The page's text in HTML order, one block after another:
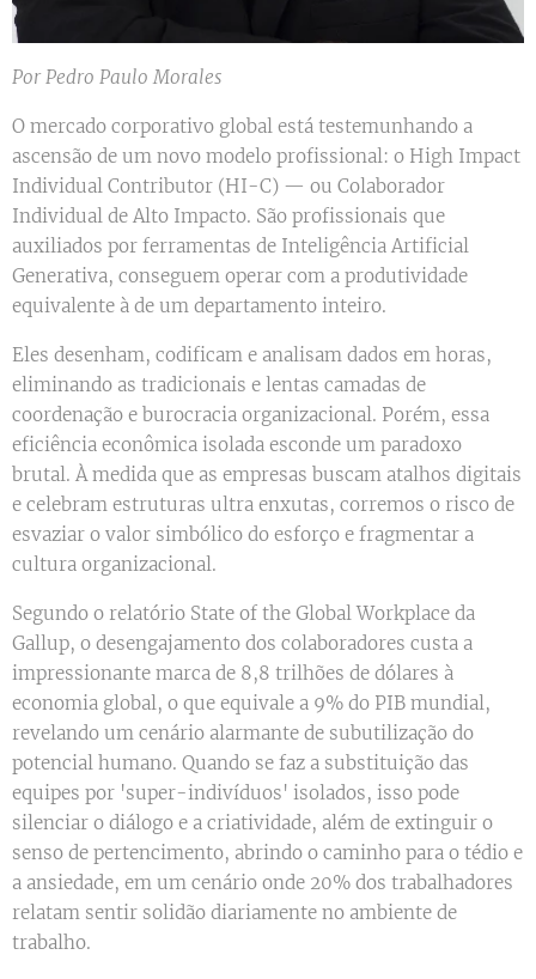
Por Pedro Paulo Morales
O mercado corporativo global está testemunhando a
ascensão de um novo modelo profissional: o High Impact
Individual Contributor (HI-C) — ou Colaborador
Individual de Alto Impacto. São profissionais que
auxiliados por ferramentas de Inteligência Artificial
Generativa, conseguem operar com a produtividade
equivalente à de um departamento inteiro.
Eles desenham, codificam e analisam dados em horas,
eliminando as tradicionais e lentas camadas de
coordenação e burocracia organizacional. Porém, essa
eficiência econômica isolada esconde um paradoxo
brutal. À medida que as empresas buscam atalhos digitais
e celebram estruturas ultra enxutas, corremos o risco de
esvaziar o valor simbólico do esforço e fragmentar a
cultura organizacional.
Segundo o relatório State of the Global Workplace da
Gallup, o desengajamento dos colaboradores custa a
impressionante marca de 8,8 trilhões de dólares à
economia global, o que equivale a 9% do PIB mundial,
revelando um cenário alarmante de subutilização do
potencial humano. Quando se faz a substituição das
equipes por 'super-indivíduos' isolados, isso pode
silenciar o diálogo e a criatividade, além de extinguir o
senso de pertencimento, abrindo o caminho para o tédio e
a ansiedade, em um cenário onde 20% dos trabalhadores
relatam sentir solidão diariamente no ambiente de
trabalho.